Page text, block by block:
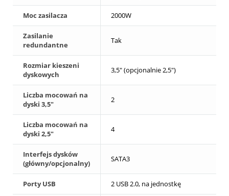
Moc zasilacza 2000W
Zasilanie
redundantne
Tak
Rozmiar kieszeni
dyskowych
3,5" (opcjonalnie 2,5")
Liczba mocowań na
dyski 3,5"
2
Liczba mocowań na
dyski 2,5"
4
Interfejs dysków
(główny/opcjonalny)
SATA3
Porty USB 2 USB 2.0, na jednostkę